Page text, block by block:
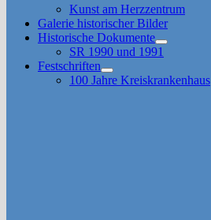
Kunst am Herzzentrum
Galerie historischer Bilder
Historische Dokumente
Untermenü
anzeigen
SR 1990 und 1991
Festschriften
Untermenü
anzeigen
100 Jahre Kreiskrankenhaus